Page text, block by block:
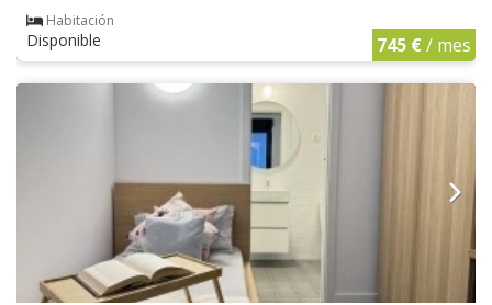
Habitación
Disponible 745 €/ mes